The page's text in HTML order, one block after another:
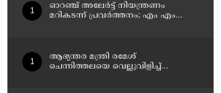
ഓറഞ്ച് അലേര്‍ട്ട് നിയന്ത്രണം
മറികടന്ന് പ്രവര്‍ത്തനം; എം എം
ആഭ്യന്തര മന്ത്രി രമേശ്
ചെന്നിത്തലയെ വെല്ലുവിളിച്ച്